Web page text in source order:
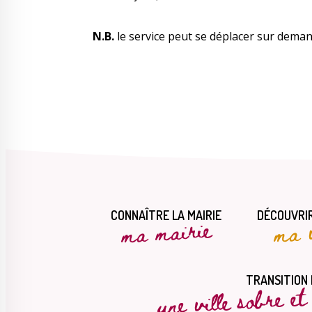
N.B. le service peut se déplacer sur
CONNAÎTRE LA MAIRIE
ma mairie ma
TRANSITION
une ville sobre